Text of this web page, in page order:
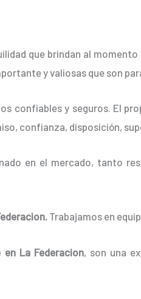
que brindan al
y valiosas que son
confiables y seguros. El
confianza, disposición,
en el mercado, tanto
Trabajamos en
La Federacion, son una